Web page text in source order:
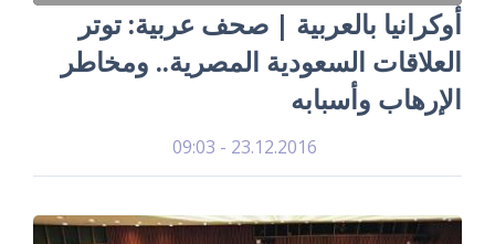
أوكرانيا بالعربية | صحف عربية: توتر
العلاقات السعودية المصرية.. ومخاطر
الإرهاب وأسبابه
23.12.2016 - 09:03